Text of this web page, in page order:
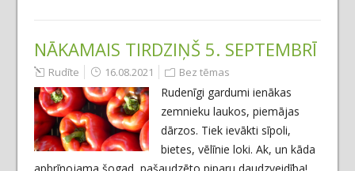
NĀKAMAIS TIRDZIŅŠ 5. SEPTEMBRĪ
Rudīte 16.08.2021 Bez tēmas
Rudenīgi gardumi ienākas
zemnieku laukos, piemājas
dārzos. Tiek ievākti sīpoli,
bietes, vēlīnie loki. Ak, un kāda
apbrīnojama šogad pašaudzēto piparu daudzveidība!